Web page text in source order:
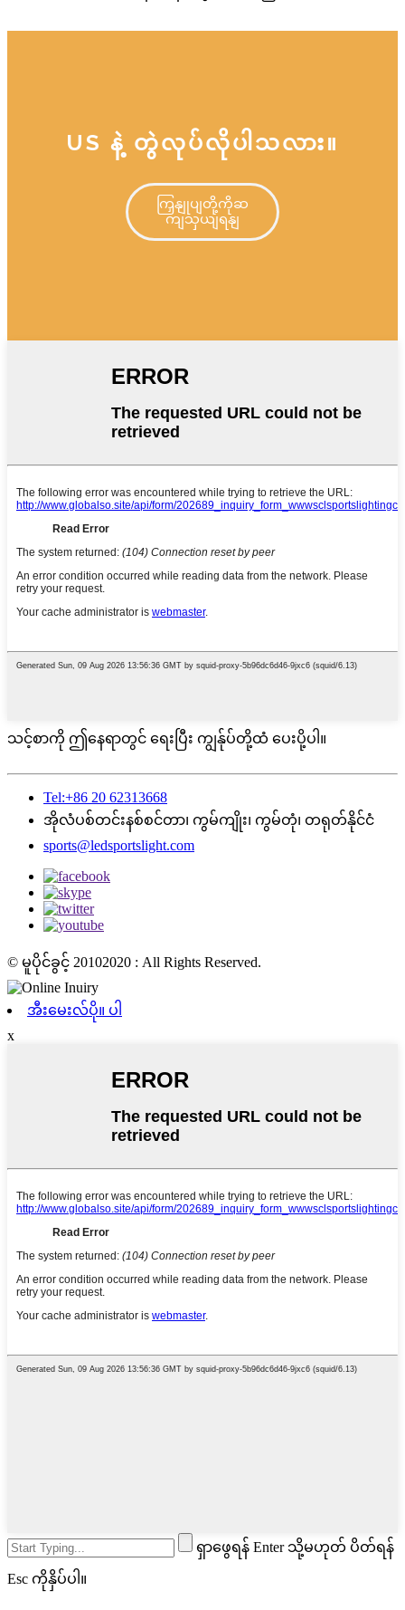
US နဲ့ တွဲလုပ်လိုပါသလား။
ကြှနျုပျတို့ကိုဆ
ကျသှယျရနျ
သင့်စာကို ဤနေရာတွင် ရေးပြီး ကျွန်ုပ်တို့ထံ ပေးပို့ပါ။
Tel:+86 20 62313668
အိုလံပစ်တင်းနစ်စင်တာ၊ ကွမ်ကျိုး၊ ကွမ်တုံ၊ တရုတ်နိုင်ငံ
sports@ledsportslight.com
© မူပိုင်ခွင့် 20102020 : All Rights Reserved.
အီးမေးလ်ပို။ ပါ
x
ရှာဖွေရန် Enter သို့မဟုတ် ပိတ်ရန်
Esc ကိုနှိပ်ပါ။